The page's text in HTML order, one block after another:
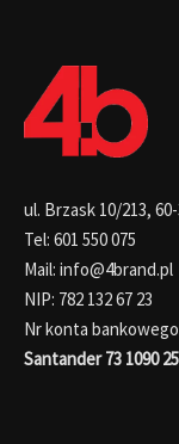
ul. Brzask 10/213,
Tel: 601 550 075
Mail: info@4brand.pl
NIP: 782 132 67 23
Nr konta
Santander 73 1090